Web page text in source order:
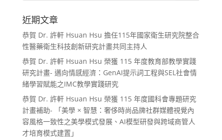
近期文章
恭賀 Dr. 許軒 Hsuan Hsu 擔任115年國家衛生研究院整合
性醫藥衛生科技創新研究計畫共同主持人
恭賀 Dr. 許軒 Hsuan Hsu 榮獲 115 年度教育部教學實踐
研究計畫- 邁向情感經濟：GenAI提示詞工程與SEL社會情
緒學習賦能之IMC教學實踐研究
恭賀 Dr. 許軒 Hsuan Hsu 榮獲 115 年度國科會專題研究
計畫補助- 「美學 × 智慧：奢侈時尚品牌社群媒體視覺內
容風格一致性之美學模式發展、AI模型研發與跨域商管人
才培育模式建置」